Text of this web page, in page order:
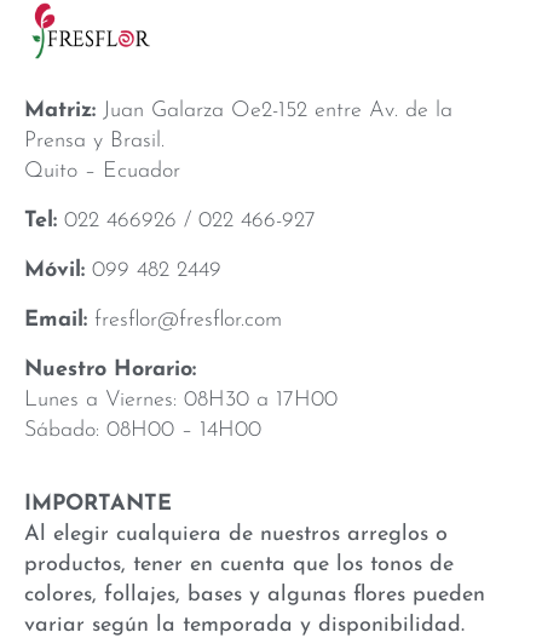
Matriz: Juan Galarza Oe2-152 entre Av. de la
Prensa y Brasil.
Quito – Ecuador
Tel: 022 466926 / 022 466-927
Móvil: 099 482 2449
Email: fresflor@fresflor.com
Nuestro Horario:
Lunes a Viernes: 08H30 a 17H00
Sábado: 08H00 – 14H00
IMPORTANTE
Al elegir cualquiera de nuestros arreglos o
productos, tener en cuenta que los tonos de
colores, follajes, bases y algunas flores pueden
variar según la temporada y disponibilidad.